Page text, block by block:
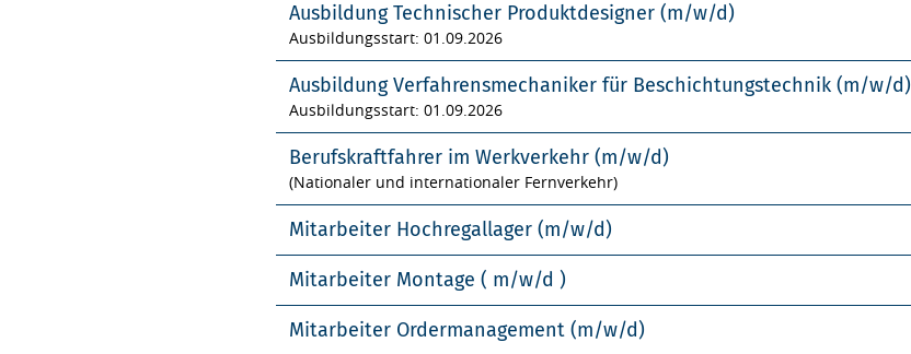
Ausbildung Technischer Produktdesigner (m/w/d)
Ausbildungsstart: 01.09.2026
Ausbildung Verfahrensmechaniker für Beschichtungstechnik (m/w/d)
Ausbildungsstart: 01.09.2026
Berufskraftfahrer im Werkverkehr (m/w/d)
(Nationaler und internationaler Fernverkehr)
Mitarbeiter Hochregallager (m/w/d)
Mitarbeiter Montage ( m/w/d )
Mitarbeiter Ordermanagement (m/w/d)